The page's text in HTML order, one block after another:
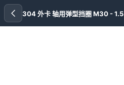
304 外卡 轴用弹型挡圈 M30 - 1.5